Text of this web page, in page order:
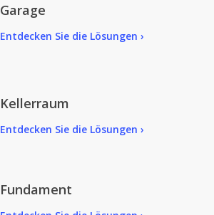
Garage
Entdecken Sie die Lösungen ›
Kellerraum
Entdecken Sie die Lösungen ›
Fundament